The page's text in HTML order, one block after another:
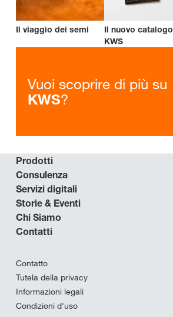
Il viaggio dei semi
Il nuovo catalogo
KWS
Vuoi scoprire di più su
KWS?
Prodotti
Consulenza
Servizi digitali
Storie & Eventi
Chi Siamo
Contatti
Contatto
Tutela della privacy
Informazioni legali
Condizioni d'uso